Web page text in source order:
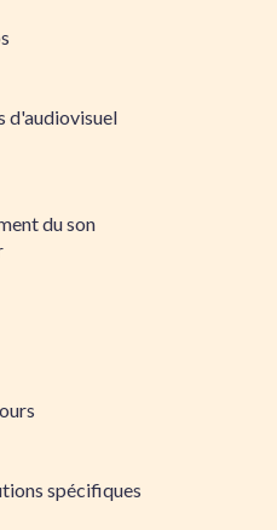
d'audiovisuel
du son
spécifiques